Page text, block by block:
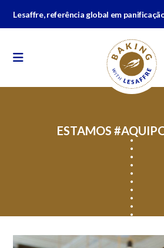
Lesaffre, referência global em
ESTAMOS